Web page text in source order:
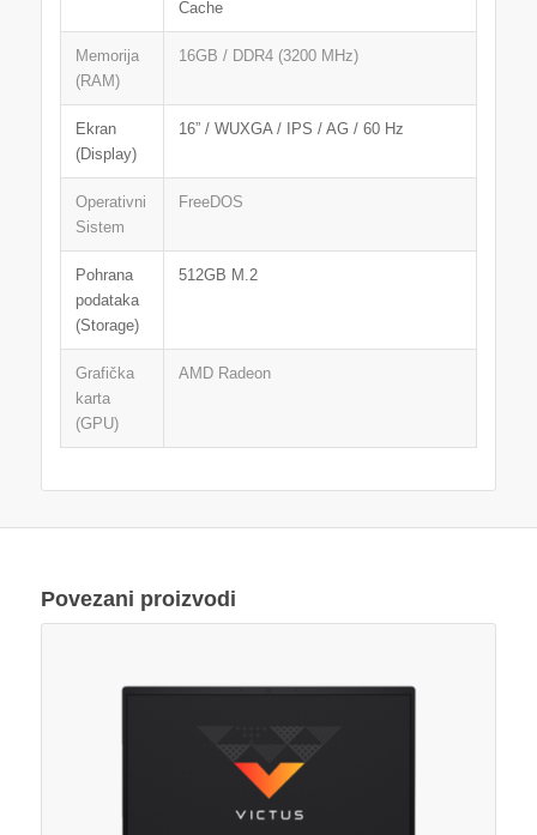
Cache
Memorija
(RAM)
16GB / DDR4 (3200 MHz)
Ekran
(Display)
16” / WUXGA / IPS / AG / 60 Hz
Operativni
Sistem
FreeDOS
Pohrana
podataka
(Storage)
512GB M.2
Grafička
karta
(GPU)
AMD Radeon
Povezani proizvodi